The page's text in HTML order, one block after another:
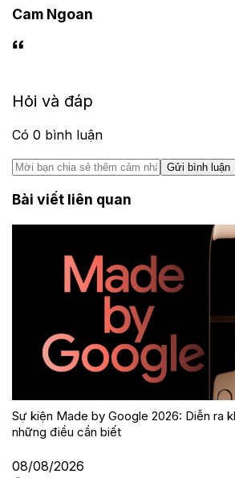
Cam Ngoan
Hỏi và đáp
Có 0 bình luận
Gửi bình luận
Bài viết liên quan
Sự kiện Made by Google 2026: Diễn ra
những điều cần biết
08/08/2026